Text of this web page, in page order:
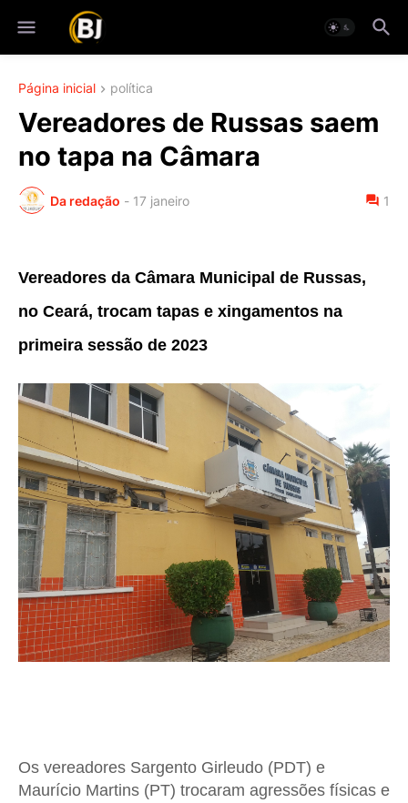
Página inicial política
Vereadores de Russas saem
no tapa na Câmara
Da redação - 17 janeiro 1
Vereadores da Câmara Municipal de Russas,
no Ceará, trocam tapas e xingamentos na
primeira sessão de 2023
Os vereadores Sargento Girleudo (PDT) e
Maurício Martins (PT) trocaram agressões físicas e